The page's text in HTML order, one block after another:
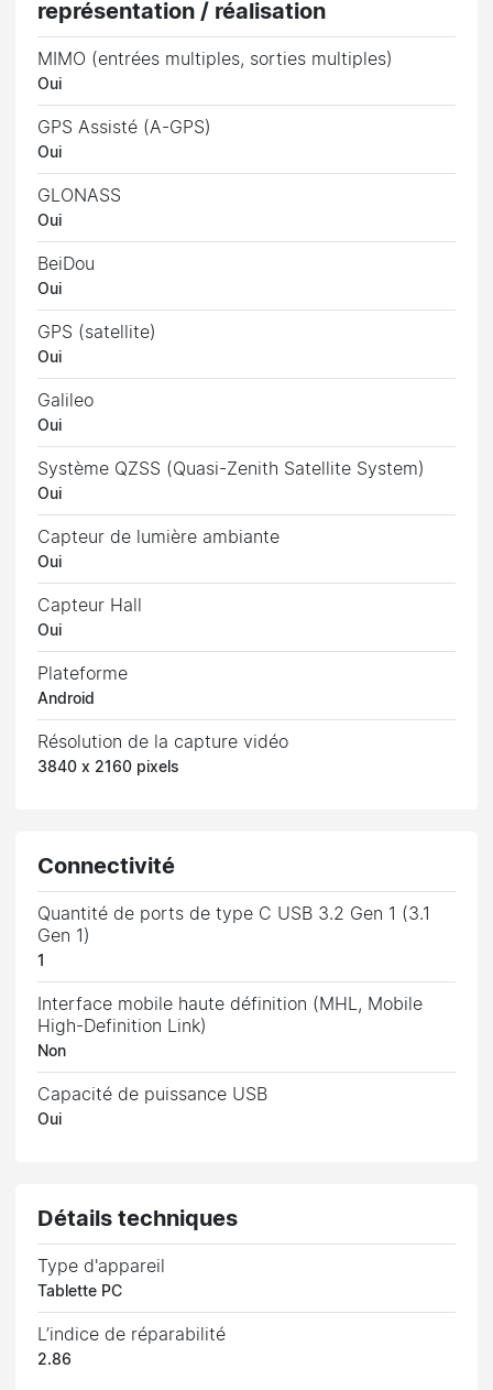
représentation / réalisation
MIMO (entrées multiples, sorties multiples)
Oui
GPS Assisté (A-GPS)
Oui
GLONASS
Oui
BeiDou
Oui
GPS (satellite)
Oui
Galileo
Oui
Système QZSS (Quasi-Zenith Satellite System)
Oui
Capteur de lumière ambiante
Oui
Capteur Hall
Oui
Plateforme
Android
Résolution de la capture vidéo
3840 x 2160 pixels
Connectivité
Quantité de ports de type C USB 3.2 Gen 1 (3.1
Gen 1)
1
Interface mobile haute définition (MHL, Mobile
High-Definition Link)
Non
Capacité de puissance USB
Oui
Détails techniques
Type d'appareil
Tablette PC
L’indice de réparabilité
2.86